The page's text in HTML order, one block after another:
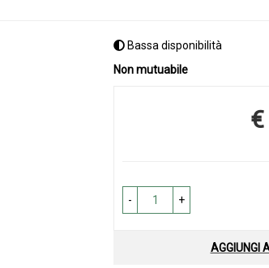
Bassa disponibilità
Non mutuabile
- +
AGGIUNGI